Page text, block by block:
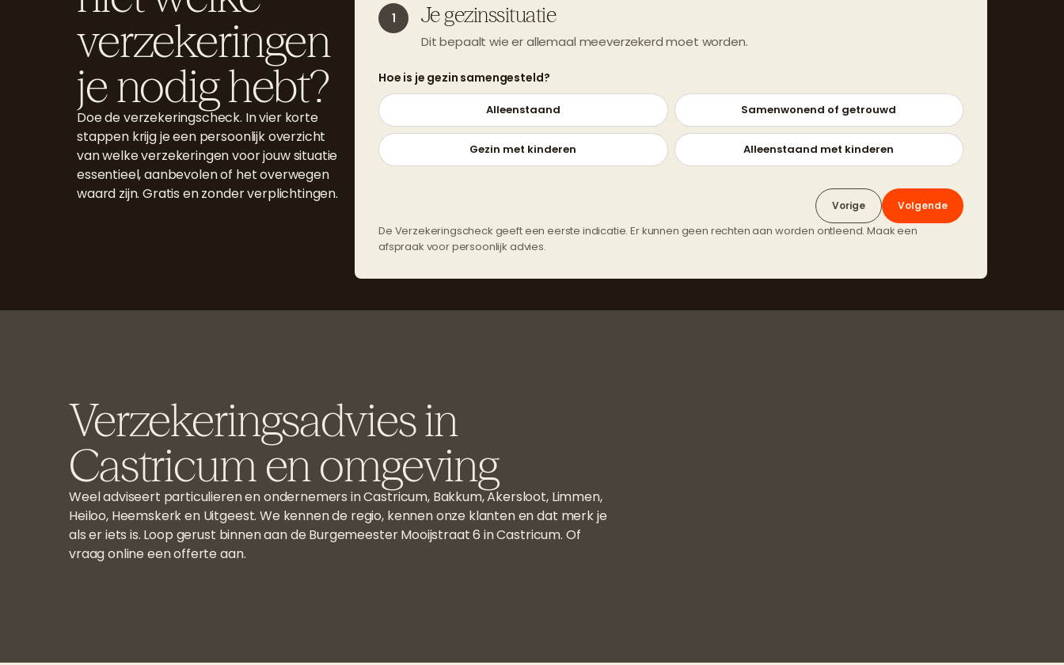
verzekeringen
je nodig hebt?
Doe de verzekeringscheck. In vier korte
stappen krijg je een persoonlijk overzicht
van welke verzekeringen voor jouw situatie
essentieel, aanbevolen of het overwegen
waard zijn. Gratis en zonder verplichtingen.
1 Je gezinssituatie
Dit bepaalt wie er allemaal meeverzekerd moet worden.
Hoe is je gezin samengesteld?
Alleenstaand Samenwonend of getrouwd
Gezin met kinderen Alleenstaand met kinderen
Vorige Volgende
De Verzekeringscheck geeft een eerste indicatie. Er kunnen geen rechten aan worden ontleend. Maak een
afspraak voor persoonlijk advies.
Verzekeringsadvies in
Castricum en omgeving
Weel adviseert particulieren en ondernemers in Castricum, Bakkum, Akersloot, Limmen,
Heiloo, Heemskerk en Uitgeest. We kennen de regio, kennen onze klanten en dat merk je
als er iets is. Loop gerust binnen aan de Burgemeester Mooijstraat 6 in Castricum. Of
vraag online een offerte aan.